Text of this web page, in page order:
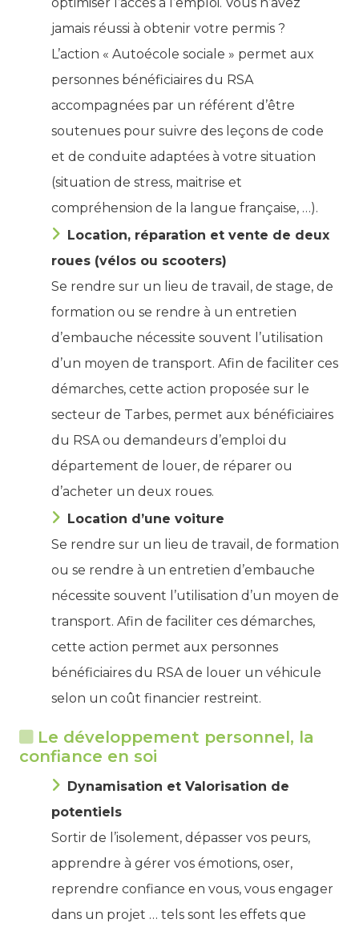
jamais réussi à obtenir votre permis ?
L’action « Autoécole sociale » permet aux
personnes bénéficiaires du RSA
accompagnées par un référent d’être
soutenues pour suivre des leçons de code
et de conduite adaptées à votre situation
(situation de stress, maitrise et
compréhension de la langue française, …).
Location, réparation et vente de deux
roues (vélos ou scooters)
Se rendre sur un lieu de travail, de stage, de
formation ou se rendre à un entretien
d’embauche nécessite souvent l’utilisation
d’un moyen de transport. Afin de faciliter ces
démarches, cette action proposée sur le
secteur de Tarbes, permet aux bénéficiaires
du RSA ou demandeurs d’emploi du
département de louer, de réparer ou
d’acheter un deux roues.
Location d’une voiture
Se rendre sur un lieu de travail, de formation
ou se rendre à un entretien d’embauche
nécessite souvent l’utilisation d’un moyen de
transport. Afin de faciliter ces démarches,
cette action permet aux personnes
bénéficiaires du RSA de louer un véhicule
selon un coût financier restreint.
Le développement personnel, la
confiance en soi
Dynamisation et Valorisation de
potentiels
Sortir de l’isolement, dépasser vos peurs,
apprendre à gérer vos émotions, oser,
reprendre confiance en vous, vous engager
dans un projet … tels sont les effets que